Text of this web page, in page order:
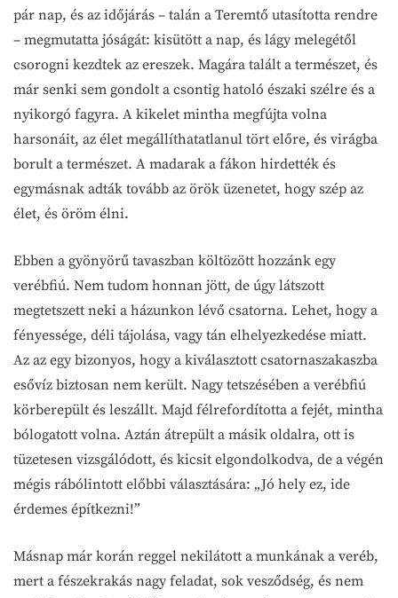
pár nap, és az időjárás – talán a Teremtő utasította rendre
– megmutatta jóságát: kisütött a nap, és lágy melegétől
csorogni kezdtek az ereszek. Magára talált a természet, és
már senki sem gondolt a csontig hatoló északi szélre és a
nyikorgó fagyra. A kikelet mintha megfújta volna
harsonáit, az élet megállíthatatlanul tört előre, és virágba
borult a természet. A madarak a fákon hirdették és
egymásnak adták tovább az örök üzenetet, hogy szép az
élet, és öröm élni.
Ebben a gyönyörű tavaszban költözött hozzánk egy
verébfiú. Nem tudom honnan jött, de úgy látszott
megtetszett neki a házunkon lévő csatorna. Lehet, hogy a
fényessége, déli tájolása, vagy tán elhelyezkedése miatt.
Az az egy bizonyos, hogy a kiválasztott csatornaszakaszba
esővíz biztosan nem került. Nagy tetszésében a verébfiú
körberepült és leszállt. Majd félrefordította a fejét, mintha
bólogatott volna. Aztán átrepült a másik oldalra, ott is
tüzetesen vizsgálódott, és kicsit elgondolkodva, de a végén
mégis rábólintott előbbi választására: „Jó hely ez, ide
érdemes építkezni!”
Másnap már korán reggel nekilátott a munkának a veréb,
mert a fészekrakás nagy feladat, sok vesződség, és nem